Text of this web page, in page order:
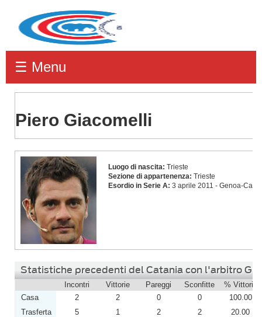
☰ Menu
Piero Giacomelli
Giacomelli
Luogo di nascita: Trieste
Sezione di appartenenza: Trieste
Esordio in Serie A: 3 aprile 2011 - Genoa-
Statistiche precedenti del Catania con l'arbitro
Incontri Vittorie Pareggi Sconfitte % Vittorie
Casa
2 2 0 0
100.00
Trasferta
5 1 2 2
20.00